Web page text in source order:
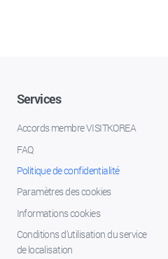
Services
Accords membre VISITKOREA
FAQ
Politique de confidentialité
Paramètres des cookies
Informations cookies
Conditions d’utilisation du service
de localisation